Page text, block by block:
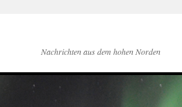
Nachrichten aus dem hohen Norden